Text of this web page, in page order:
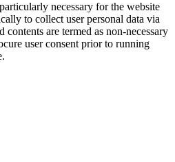
necessary for the website
to collect user personal data via
contents are termed as non-necessary
user consent prior to running